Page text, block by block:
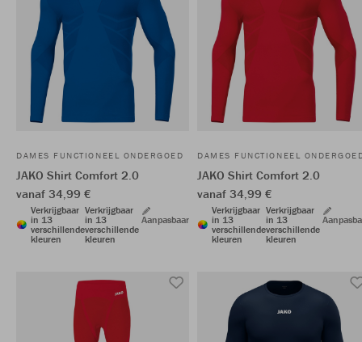
DAMES FUNCTIONEEL ONDERGOED
JAKO Shirt Comfort 2.0
vanaf 34,99 €
Verkrijgbaar
in 13
verschillende
kleuren
Verkrijgbaar
in 13
verschillende
kleuren
Aanpasbaar
DAMES FUNCTIONEEL
JAKO Shirt Comfort 2.0
vanaf 34,99 €
Verkrijgbaar
in 13
verschillende
kleuren
Verkrijgbaar
in 13
verschillende
kleuren